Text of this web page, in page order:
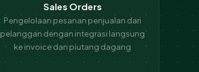
Sales Orders
Pengelolaan pesanan penjualan dari
pelanggan dengan integrasi langsung
ke invoice dan piutang dagang